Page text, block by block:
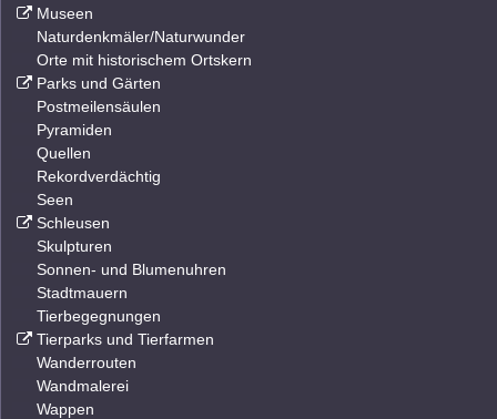
Museen
Naturdenkmäler/Naturwunder
Orte mit historischem Ortskern
Parks und Gärten
Postmeilensäulen
Pyramiden
Quellen
Rekordverdächtig
Seen
Schleusen
Skulpturen
Sonnen- und Blumenuhren
Stadtmauern
Tierbegegnungen
Tierparks und Tierfarmen
Wanderrouten
Wandmalerei
Wappen